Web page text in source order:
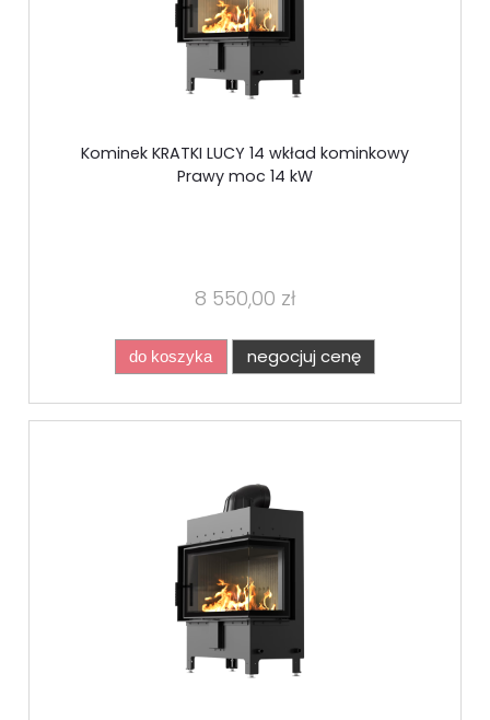
Kominek KRATKI LUCY 14 wkład kominkowy
Prawy moc 14 kW
8 550,00 zł
do koszyka negocjuj cenę